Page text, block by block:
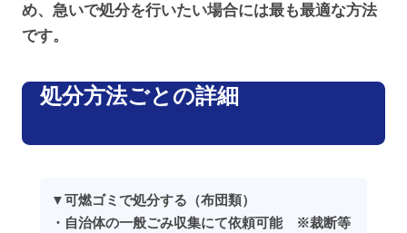
め、急いで処分を行いたい場合には最も最適な方法
です。
処分方法ごとの詳細
▼可燃ゴミで処分する（布団類）
・自治体の一般ごみ収集にて依頼可能 ※裁断等